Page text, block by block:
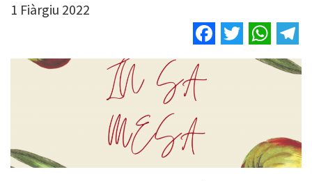
1 Fiàrgiu 2022
Facebook
Twitter